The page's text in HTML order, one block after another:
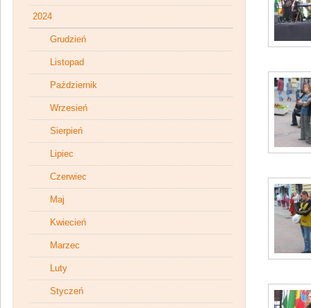
2024
Grudzień
Listopad
Październik
Wrzesień
Sierpień
Lipiec
Czerwiec
Maj
Kwiecień
Marzec
Luty
Styczeń